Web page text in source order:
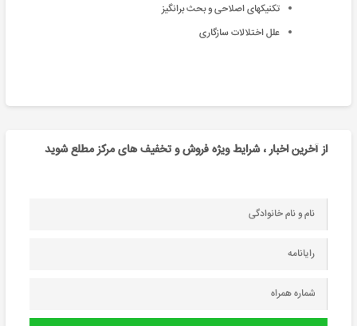
تکنیکهای اصلاحی و بحث برانگیز
علل اختلالات سازگاری
از آخرین اخبار ، شرایط ویژه فروش و تخفیف های مرکز مطلع شوید